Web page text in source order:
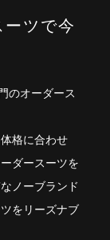
ーツで今
のオーダース
格に合わせ
ダースーツを
ノーブランド
をリーズナブ